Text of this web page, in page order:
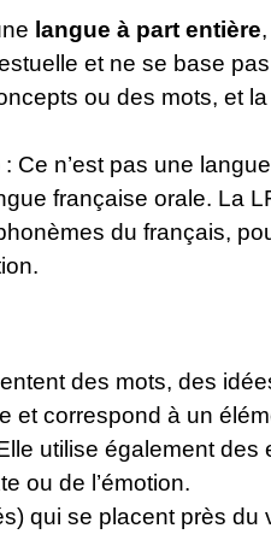
langue à part entière
et ne se base
ou des mots, et
: Ce n’est pas une
française orale. La
du français,
des mots, des
et correspond à un
utilise également des
ou de l’émotion.
qui se placent près du